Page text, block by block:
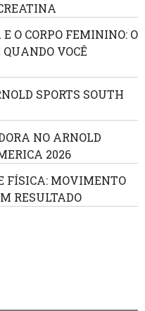
O CORPO FEMININO: O
VOCÊ
SPORTS SOUTH
NO ARNOLD
2026
FÍSICA: MOVIMENTO
RESULTADO